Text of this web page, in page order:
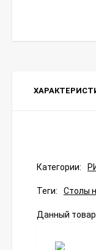
Категории:
Теги: Столы
Данный